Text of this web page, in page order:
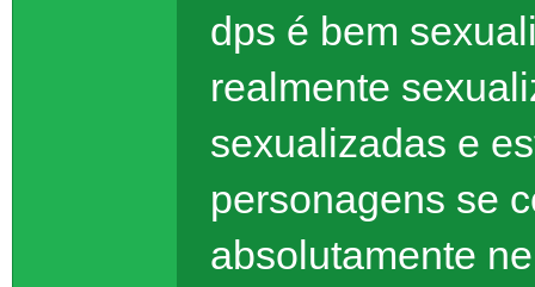
dps é bem
realmente
sexualizadas e
personagens se
absolutamente